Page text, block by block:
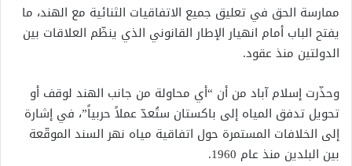
ممارسة الحق في تعليق جميع الاتفاقيات الثنائية مع الهند، ما
يفتح الباب أمام انهيار الإطار القانوني الذي ينظّم العلاقات بين
الدولتين منذ عقود.
وحذّرت إسلام آباد من أن “أي محاولة من جانب الهند لوقف أو
تحويل تدفق المياه إلى باكستان ستُعدّ عملاً حربياً”، في إشارة
إلى الخلافات المستمرة حول اتفاقية مياه نهر السند الموقّعة
بين البلدين منذ عام 1960.